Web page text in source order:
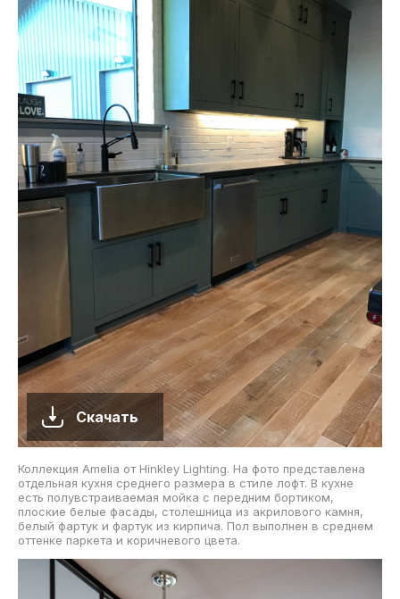
Скачать
Коллекция Amelia от Hinkley Lighting. На фото представлена
отдельная кухня среднего размера в стиле лофт. В кухне
есть полувстраиваемая мойка с передним бортиком,
плоские белые фасады, столешница из акрилового камня,
белый фартук и фартук из кирпича. Пол выполнен в среднем
оттенке паркета и коричневого цвета.